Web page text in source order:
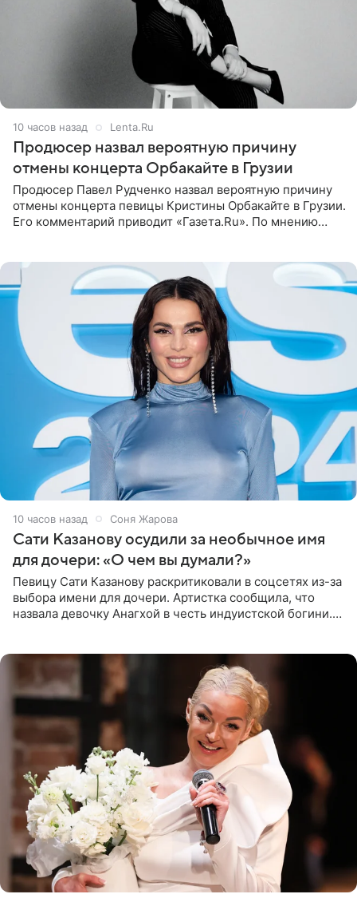
10 часов назад Lenta.Ru
Продюсер назвал вероятную причину
отмены концерта Орбакайте в Грузии
Продюсер Павел Рудченко назвал вероятную причину
отмены концерта певицы Кристины Орбакайте в Грузии.
Его комментарий приводит «Газета.Ru». По мнению
10 часов назад Соня Жарова
Сати Казанову осудили за необычное имя
для дочери: «О чем вы думали?»
Певицу Сати Казанову раскритиковали в соцсетях из-за
выбора имени для дочери. Артистка сообщила, что
назвала девочку Анагхой в честь индуистской богини.